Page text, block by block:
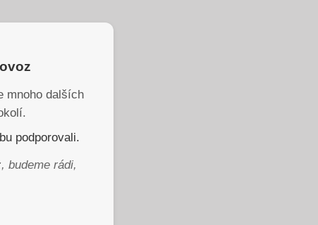
mnoho dalších
podporovali.
budeme rádi,